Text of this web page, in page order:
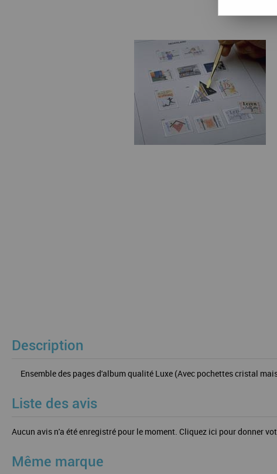
Description
Ensemble des pages d'album qualité Luxe (Avec pochettes cristal
Liste des avis
Aucun avis n'a été enregistré pour le moment. Cliquez ici pour donner
Même marque